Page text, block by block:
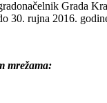
Grada
30. rujna 2016.
mrežama: